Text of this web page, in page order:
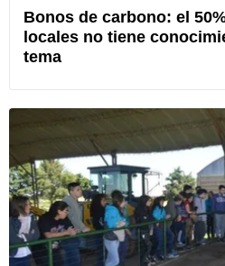
Bonos de carbono: el
locales no tiene
tema